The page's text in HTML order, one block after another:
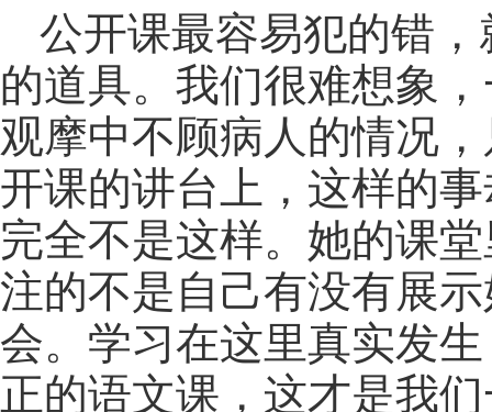
公开课最容易犯的错
的道具。我们很难想象
观摩中不顾病人的情况
开课的讲台上，这样的
完全不是这样。她的课
注的不是自己有没有展
会。学习在这里真实发
正的语文课，这才是我